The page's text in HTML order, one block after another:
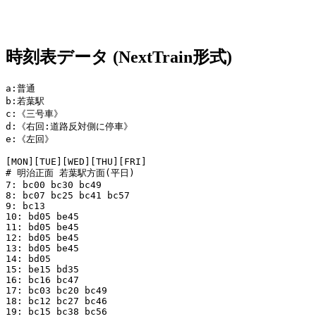
時刻表データ (NextTrain形式)
a:普通
b:若葉駅
c:《三号車》
d:《右回:道路反対側に停車》
e:《左回》
[MON][TUE][WED][THU][FRI]
# 明治正面 若葉駅方面(平日)
7: bc00 bc30 bc49
8: bc07 bc25 bc41 bc57
9: bc13
10: bd05 be45
11: bd05 be45
12: bd05 be45
13: bd05 be45
14: bd05
15: be15 bd35
16: bc16 bc47
17: bc03 bc20 bc49
18: bc12 bc27 bc46
19: bc15 bc38 bc56